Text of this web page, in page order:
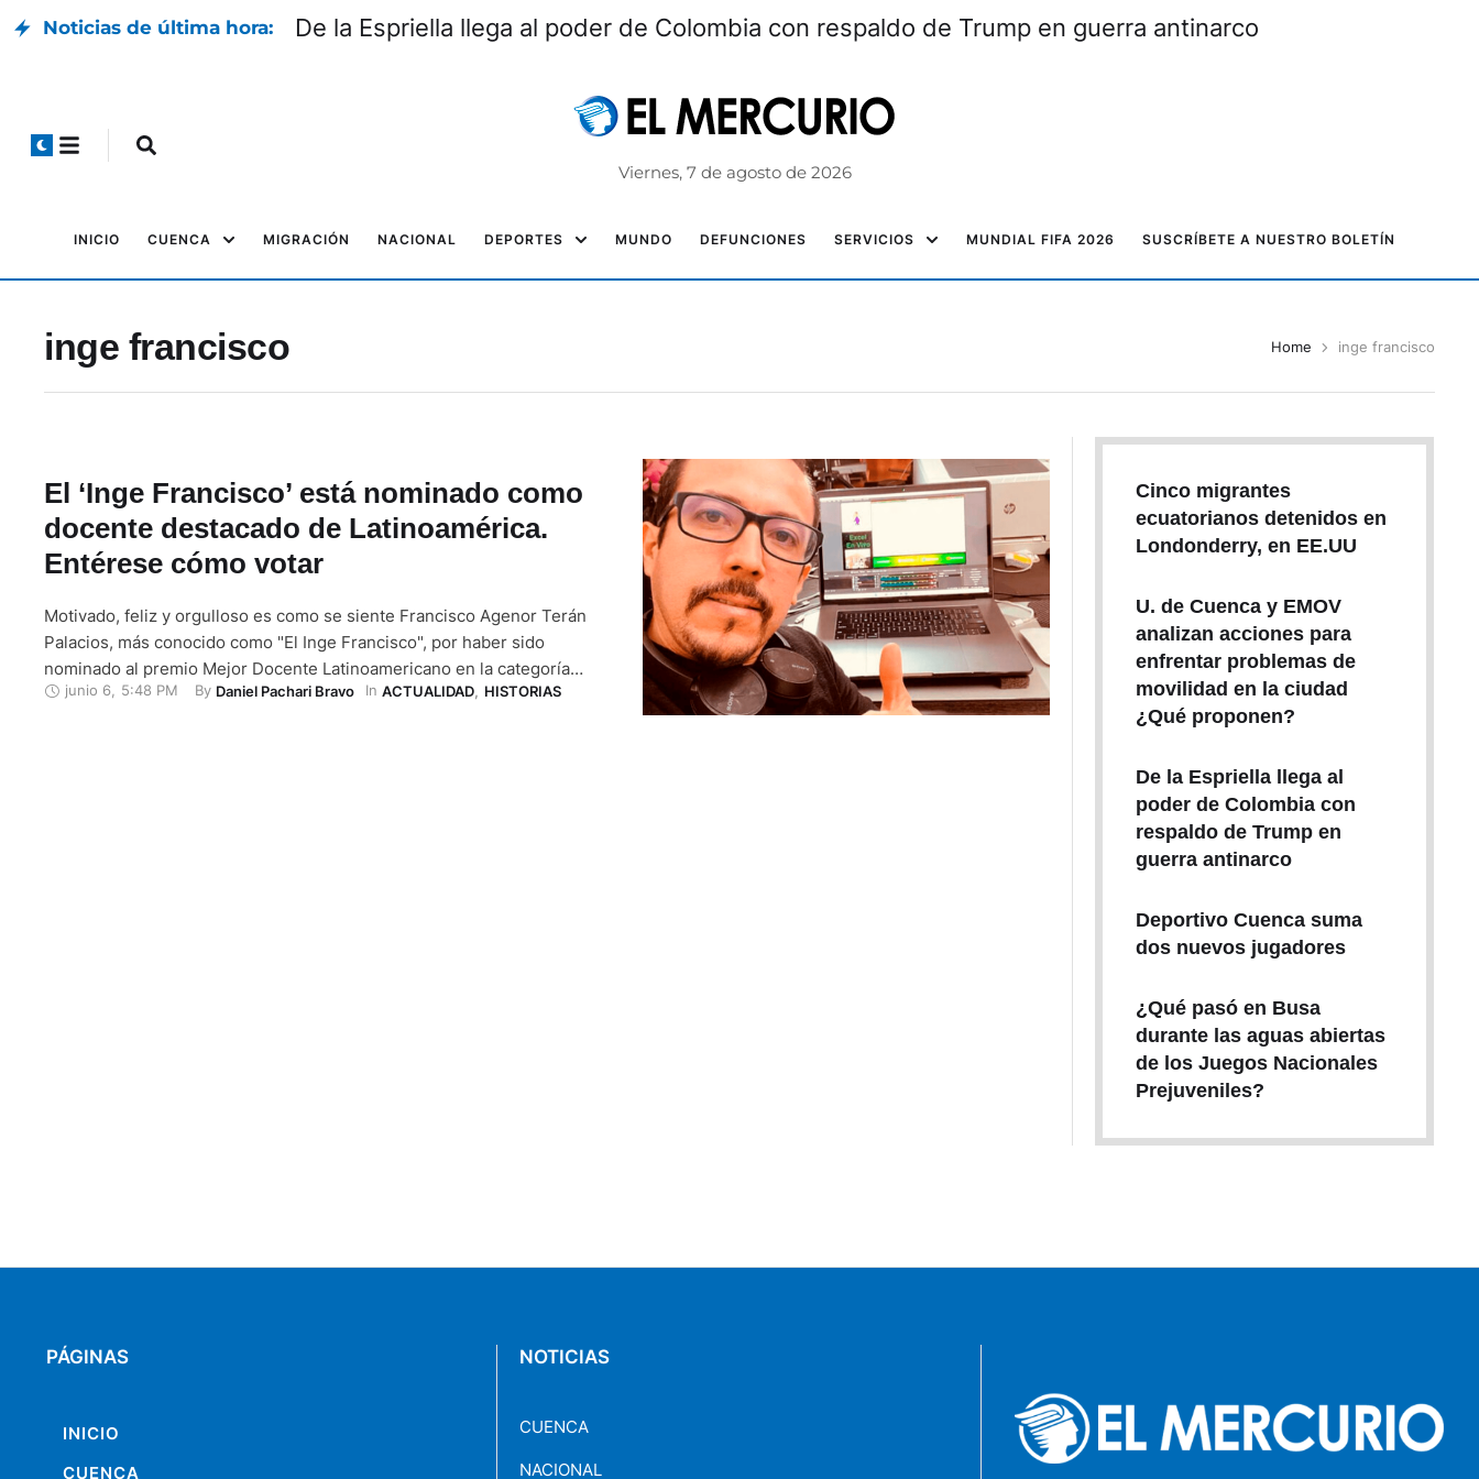
Noticias de última hora: De la Espriella llega al poder de Colombia con respaldo de Trump en guerra antinarco
Viernes, 7 de agosto de 2026
INICIO CUENCA MIGRACIÓN NACIONAL DEPORTES MUNDO DEFUNCIONES SERVICIOS MUNDIAL FIFA 2026 SUSCRÍBETE A NUESTRO BOLETÍN
inge francisco Home inge francisco
El ‘Inge Francisco’ está nominado como
docente destacado de Latinoamérica.
Entérese cómo votar
Motivado, feliz y orgulloso es como se siente Francisco Agenor Terán
Palacios, más conocido como "El Inge Francisco", por haber sido
nominado al premio Mejor Docente Latinoamericano en la categoría
Innovación Pedagógica de la Corporación Penser. Esta corporación es
junio 6 5:48 PM By Daniel Pachari Bravo In ACTUALIDAD, HISTORIAS
Cinco migrantes
ecuatorianos detenidos en
Londonderry, en EE.UU
U. de Cuenca y EMOV
analizan acciones para
enfrentar problemas de
movilidad en la ciudad
¿Qué proponen?
De la Espriella llega al
poder de Colombia con
respaldo de Trump en
guerra antinarco
Deportivo Cuenca suma
dos nuevos jugadores
¿Qué pasó en Busa
durante las aguas abiertas
de los Juegos Nacionales
Prejuveniles?
PÁGINAS
INICIO
CUENCA
NOTICIAS
CUENCA
NACIONAL